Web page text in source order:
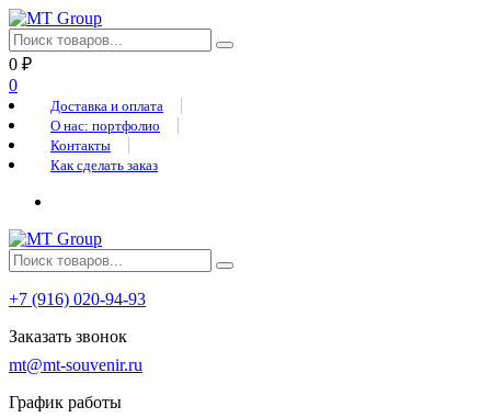
0 ₽
0
Доставка и оплата
О нас: портфолио
Контакты
Как сделать заказ
+7 (916) 020-94-93
Заказать звонок
mt@mt-souvenir.ru
График работы